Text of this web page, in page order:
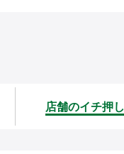
店舗のイチ押し